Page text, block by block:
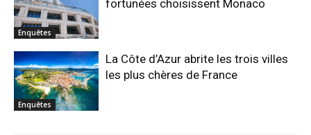
Enquêtes
fortunées choisissent Monaco
Enquêtes
La Côte d’Azur abrite les trois villes
les plus chères de France